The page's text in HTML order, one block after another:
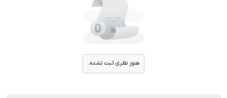
هنوز نظری ثبت نشده.